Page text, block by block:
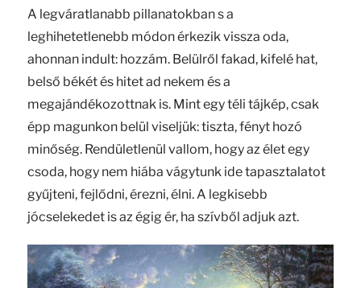
A legváratlanabb pillanatokban s a
leghihetetlenebb módon érkezik vissza oda,
ahonnan indult: hozzám. Belülről fakad, kifelé hat,
belső békét és hitet ad nekem és a
megajándékozottnak is. Mint egy téli tájkép, csak
épp magunkon belül viseljük: tiszta, fényt hozó
minőség. Rendületlenül vallom, hogy az élet egy
csoda, hogy nem hiába vágytunk ide tapasztalatot
gyűjteni, fejlődni, érezni, élni. A legkisebb
jócselekedet is az égig ér, ha szívből adjuk azt.